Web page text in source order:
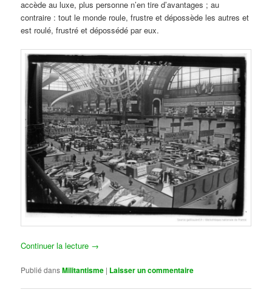
accède au luxe, plus personne n’en tire d’avantages ; au
contraire : tout le monde roule, frustre et dépossède les autres et
est roulé, frustré et dépossédé par eux.
Continuer la lecture →
Publié dansMilitantisme | Laisser un commentaire